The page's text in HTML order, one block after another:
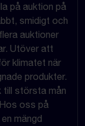
på auktion på
smidigt och
auktioner
Utöver att
klimatet när
produkter.
till största mån
oss på
mängd